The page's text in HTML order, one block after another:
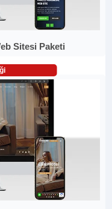
Sitesi Paketi